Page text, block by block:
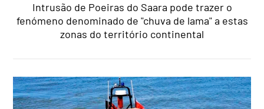
Intrusão de Poeiras do Saara pode trazer o
fenómeno denominado de "chuva de lama" a estas
zonas do território continental